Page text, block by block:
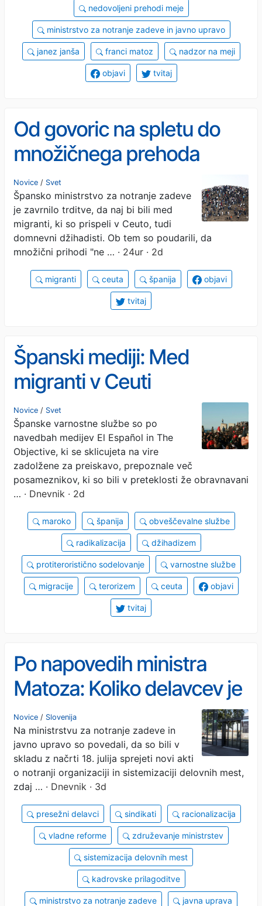
nedovoljeni prehodi meje
ministrstvo za notranje zadeve in javno upravo
janez janša franci matoz nadzor na meji
objavi tvitaj
Od govoric na spletu do
množičnega prehoda
meje: kaj se je zgodilo v
Ceuti
Novice / Svet
Špansko ministrstvo za notranje zadeve
je zavrnilo trditve, da naj bi bili med
migranti, ki so prispeli v Ceuto, tudi
domnevni džihadisti. Ob tem so poudarili, da
množični prihodi "ne … · 24ur · 2d
migranti ceuta španija objavi
tvitaj
Španski mediji: Med
migranti v Ceuti
identificirali domnevne
džihadiste
Novice / Svet
Španske varnostne službe so po
navedbah medijev El Español in The
Objective, ki se sklicujeta na vire
zadolžene za preiskavo, prepoznale več
posameznikov, ki so bili v preteklosti že obravnavani
… · Dnevnik · 2d
maroko španija obveščevalne službe
radikalizacija džihadizem
protiteroristično sodelovanje varnostne službe
migracije terorizem ceuta objavi
tvitaj
Po napovedih ministra
Matoza: Koliko delavcev je
v javni upravi odveč, še ni
znano
Novice / Slovenija
Na ministrstvu za notranje zadeve in
javno upravo so povedali, da so bili v
skladu z načrti 18. julija sprejeti novi akti
o notranji organizaciji in sistemizaciji delovnih mest,
zdaj … · Dnevnik · 3d
presežni delavci sindikati racionalizacija
vladne reforme združevanje ministrstev
sistemizacija delovnih mest
kadrovske prilagoditve
ministrstvo za notranje zadeve javna uprava